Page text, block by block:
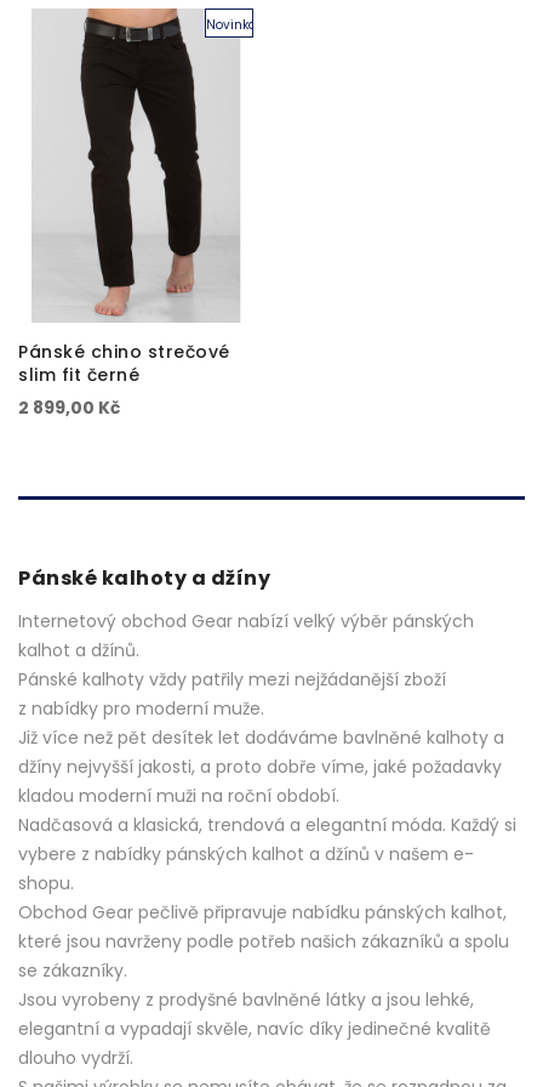
Novinka
Pánské chino strečové
slim fit černé
2 899,00 Kč
Pánské kalhoty a džíny
Internetový obchod Gear nabízí velký výběr pánských
kalhot a džínů.
Pánské kalhoty vždy patřily mezi nejžádanější zboží
z nabídky pro moderní muže.
Již více než pět desítek let dodáváme bavlněné kalhoty a
džíny nejvyšší jakosti, a proto dobře víme, jaké požadavky
kladou moderní muži na roční období.
Nadčasová a klasická, trendová a elegantní móda. Každý si
vybere z nabídky pánských kalhot a džínů v našem e-
shopu.
Obchod Gear pečlivě připravuje nabídku pánských kalhot,
které jsou navrženy podle potřeb našich zákazníků a spolu
se zákazníky.
Jsou vyrobeny z prodyšné bavlněné látky a jsou lehké,
elegantní a vypadají skvěle, navíc díky jedinečné kvalitě
dlouho vydrží.